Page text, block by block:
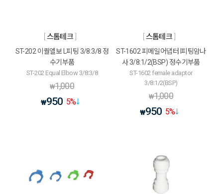
스톰테크
ST-202 이퀄엘보 L피팅 3/8:3/8 정
수기부품
ST-202 Equal Elbow 3/8:3/8
₩1,000
₩950 5%
스톰테크
ST-1602 피메일어댑터 I피팅암나
사 3/8:1/2(BSP) 정수기부품
ST-1602 female adaptor
3/8:1/2(BSP)
₩1,000
₩950 5%